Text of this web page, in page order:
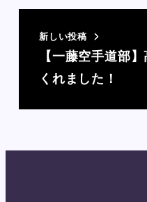
新しい投稿
【一藤空手道部
くれました！